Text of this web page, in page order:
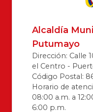
Alcaldía
Putumayo
Dirección: Calle
el Centro -
Código Postal:
Horario de
08:00 a.m. a
6:00 p.m.